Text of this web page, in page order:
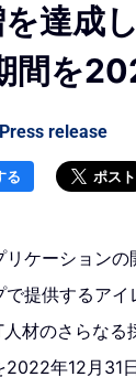
達成
間を
Press release
る ポスト
リケーション
で提供するア
人材のさらな
年12月31